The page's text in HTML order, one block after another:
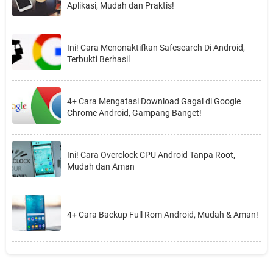
Aplikasi, Mudah dan Praktis!
Ini! Cara Menonaktifkan Safesearch Di Android,
Terbukti Berhasil
4+ Cara Mengatasi Download Gagal di Google
Chrome Android, Gampang Banget!
Ini! Cara Overclock CPU Android Tanpa Root,
Mudah dan Aman
4+ Cara Backup Full Rom Android, Mudah & Aman!